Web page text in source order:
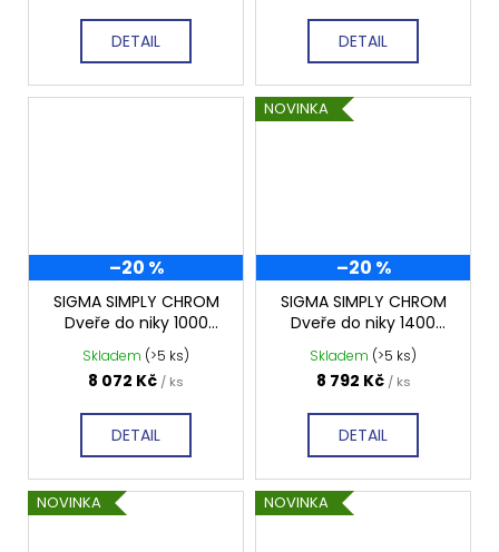
DETAIL DETAIL
–20 %
SIGMA SIMPLY CHROM
Dveře do niky 1000
mm, sklo BRICK,
GS4210
Skladem (>5 ks)
8 072 Kč / ks
DETAIL
NOVINKA
–20 %
SIGMA SIMPLY CHROM
Dveře do niky 1400
mm, čiré sklo, GS1114
Skladem (>5 ks)
8 792 Kč / ks
DETAIL
NOVINKA NOVINKA